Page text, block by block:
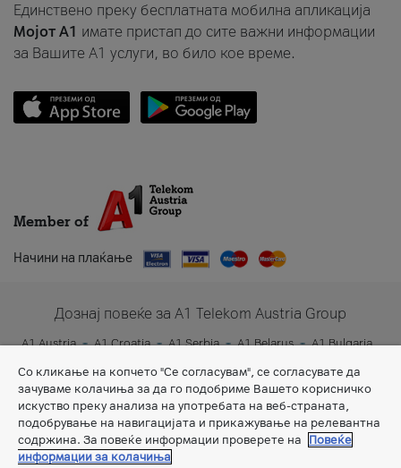
Единствено преку бесплатната мобилна апликација
Мојот A1 имате пристап до сите важни информации
за Вашите A1 услуги, во било кое време.
Member of
Начини на плаќање
Дознај повеќе за A1 Telekom Austria Group
A1 Austria A1 Croatia A1 Serbia A1 Belarus
A1 Bulgaria
A1 Slovenia
A1 Digital
Со кликање на копчето "Се согласувам", се согласувате да
зачуваме колачиња за да го подобриме Вашето корисничко
искуство преку анализа на употребата на веб-страната,
подобрување на навигацијата и прикажување на релевантна
содржина. За повеќе информации проверете на
Повеќе
информации за колачиња